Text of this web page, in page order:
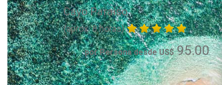
Cayo Paraiso
(aprox. 8 horas)
por Persona desde US$95.00